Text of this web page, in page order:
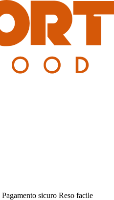
Pagamento sicuro Reso facile